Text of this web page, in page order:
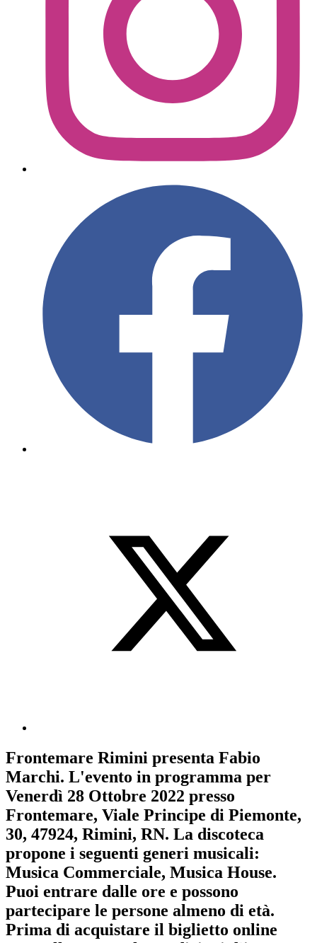
Frontemare Rimini presenta Fabio
Marchi. L'evento in programma per
Venerdì 28 Ottobre 2022 presso
Frontemare, Viale Principe di Piemonte,
30, 47924, Rimini, RN. La discoteca
propone i seguenti generi musicali:
Musica Commerciale, Musica House.
Puoi entrare dalle ore e possono
partecipare le persone almeno di età.
Prima di acquistare il biglietto online